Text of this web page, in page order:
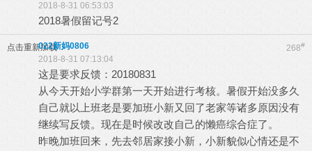
2018-8-31 06:53:03
2018暑假留记号2
点击重新加载 268#
022新妈0806
2018-8-31 07:13:04
这是要求反馈：20180831
从今天开始小学群第一天开始进行考核。暑假开始没多久
自己就以上班老是要加班小新又回了老家等诸多原因没有
继续写反馈。现在是时候改改自己的懒癌综合症了。
昨晚加班回来，先去邻居家接小新，小新貌似心情还是不